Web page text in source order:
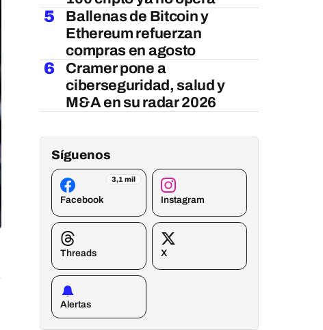
5
Ballenas de Bitcoin y
Ethereum refuerzan
compras en agosto
6
Cramer pone a
ciberseguridad, salud y
M&A en su radar 2026
Síguenos
3,1 mil
Facebook Instagram
Threads X
Alertas